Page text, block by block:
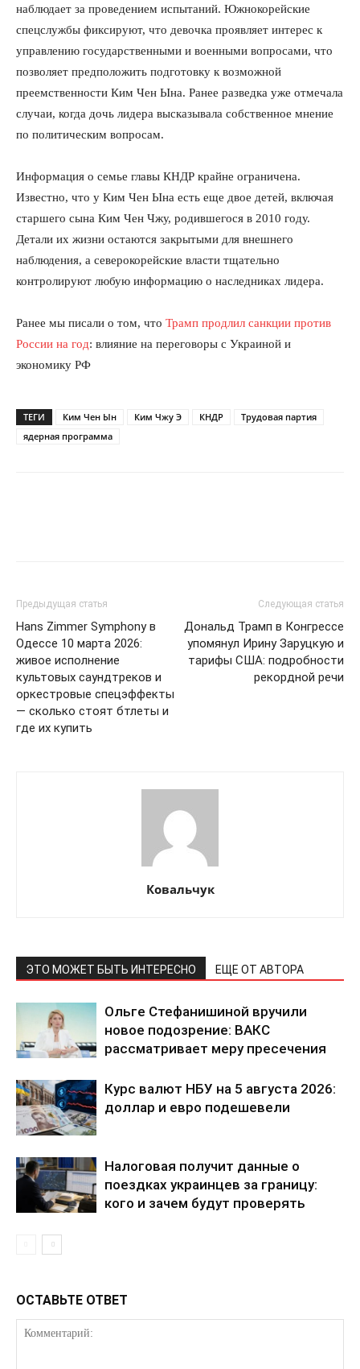
КавПолит
наблюдает за проведением испытаний. Южнокорейские
спецслужбы фиксируют, что девочка проявляет интерес к
управлению государственными и военными вопросами, что
позволяет предположить подготовку к возможной
преемственности Ким Чен Ына. Ранее разведка уже отмечала
случаи, когда дочь лидера высказывала собственное мнение
по политическим вопросам.
Информация о семье главы КНДР крайне ограничена.
Известно, что у Ким Чен Ына есть еще двое детей, включая
старшего сына Ким Чен Чжу, родившегося в 2010 году.
Детали их жизни остаются закрытыми для внешнего
наблюдения, а северокорейские власти тщательно
контролируют любую информацию о наследниках лидера.
Ранее мы писали о том, что Трамп продлил санкции против
России на год: влияние на переговоры с Украиной и
экономику РФ
ТЕГИ Ким Чен Ын Ким Чжу Э КНДР
Трудовая партия
ядерная программа
Предыдущая статья
Hans Zimmer Symphony в
Одессе 10 марта 2026:
живое исполнение
культовых саундтреков и
оркестровые спецэффекты
— сколько стоят бтлеты и
где их купить
Следующая статья
Дональд Трамп в Конгрессе
упомянул Ирину Заруцкую и
тарифы США: подробности
рекордной речи
Ковальчук
ЭТО МОЖЕТ БЫТЬ ИНТЕРЕСНО ЕЩЕ ОТ АВТОРА
Ольге Стефанишиной вручили
новое подозрение: ВАКС
рассматривает меру пресечения
Курс валют НБУ на 5 августа 2026:
доллар и евро подешевели
Налоговая получит данные о
поездках украинцев за границу:
кого и зачем будут проверять
ОСТАВЬТЕ ОТВЕТ